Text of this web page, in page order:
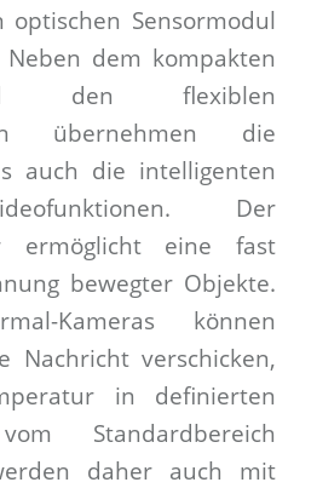
optischen Sensormodul
dem kompakten
den flexiblen
übernehmen die
auch die intelligenten
Der
ermöglicht eine fast
bewegter Objekte.
Kameras können
Nachricht verschicken,
in definierten
Standardbereich
daher auch mit